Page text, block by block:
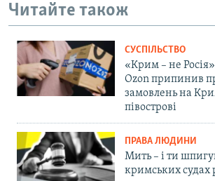
Читайте також
СУСПІЛЬСТВО
«Крим – не
Ozon припинив
замовлень на
півострові
ПРАВА ЛЮДИНИ
Мить – і ти
кримських судах